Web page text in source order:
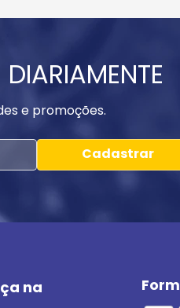
e promoções.
Cadastrar
na